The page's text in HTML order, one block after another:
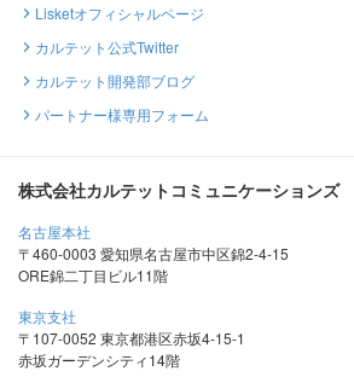
Lisketオフィシャルページ
カルテット公式Twitter
カルテット開発部ブログ
パートナー様専用フォーム
株式会社カルテットコミュニケーションズ
名古屋本社
〒460-0003 愛知県名古屋市中区錦2-4-15
ORE錦二丁目ビル11階
東京支社
〒107-0052 東京都港区赤坂4-15-1
赤坂ガーデンシティ14階